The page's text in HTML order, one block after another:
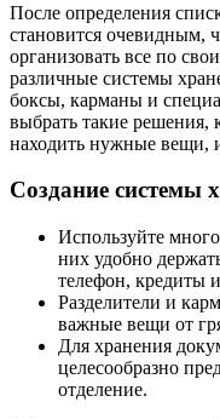
После определения
становится очевидным,
организовать все по
различные системы
боксы, карманы и
выбрать такие решения,
находить нужные вещи,
Создание системы
Используйте
них удобно
телефон, кредиты
Разделители и
важные вещи от
Для хранения
целесообразно
отделение.